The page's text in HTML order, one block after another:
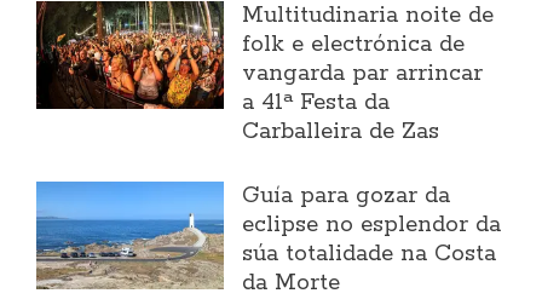
Multitudinaria noite de
folk e electrónica de
vangarda par arrincar
a 41ª Festa da
Carballeira de Zas
Guía para gozar da
eclipse no esplendor da
súa totalidade na Costa
da Morte